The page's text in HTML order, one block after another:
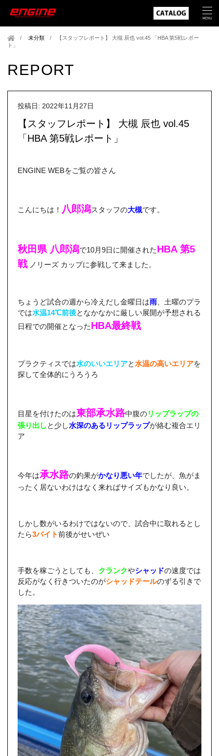
未分類 /
【スタッフレポート】 大槻 辰也 vol.45 「HBA 第5戦レポー
ト」
REPORT
投稿日: 2022年11月27日
【スタッフレポート】 大槻 辰也 vol.45
「HBA 第5戦レポート」
ENGINE WEBをご覧の皆さん
こんにちは！ 八郎潟スタッフの大槻です。
秋田県 八郎潟で10月9日に開催されたHBA 第5
戦ノリーズ カップに参戦して来ました。
ちょうど試合の週から冷えだし金曜日は雨 、土曜のプラ
では水温14℃前後となかなかに厳しい展開が予想される
日程での開催となったHBA最終戦
プラクティスでは水のいいエリアと水温の高いエリアを
探して全体的にうろうろ
目星を付けたのは東部承水路中腹のリップラップの
張り出しと少し水深のあるリップラップが絡む複合エリ
ア
今年は承水路の釣果がかなり悪い年でしたが、魚がま
ったく居ないわけはなく来ればサイズもかなり良い。
しかし数がいるわけではないので、試合中に取れるとし
たら3バイト前後がせいぜい
手数を稼ごうとしても、 クランクやシャッドの速度では
反応がなく行きついたのがシャッドテールのずる引きで
した。